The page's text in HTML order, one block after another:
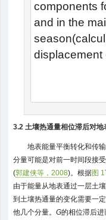
components
and in the
3.2 土壤热通量相位滞后对
地表能量平衡转化和传
分量可能是对前一时间段接
(郭建侠等，2008)。根据图 1
由于能量从地表通过一层土
到土壤热通量的变化需要一
他几个分量。 G的相位滞后进